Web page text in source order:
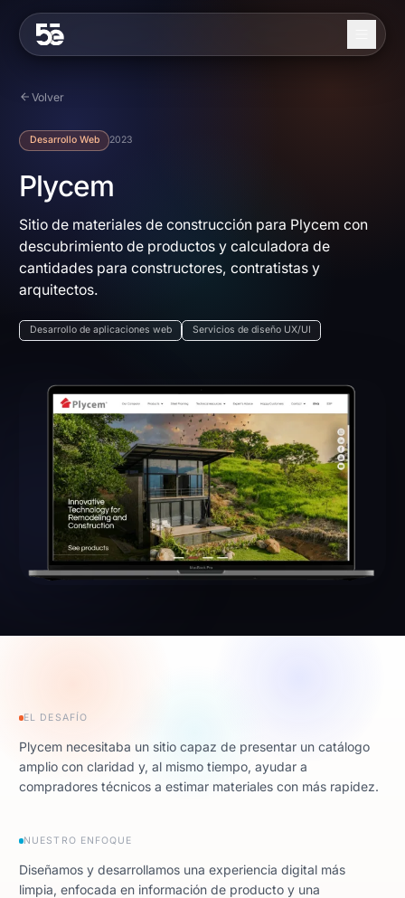
Nosotros
Servicios
Blog
Contacto
EN ES
Contáctanos
Volver
Desarrollo Web 2023
Plycem
Sitio de materiales de construcción para Plycem con
descubrimiento de productos y calculadora de
cantidades para constructores, contratistas y
arquitectos.
Desarrollo de aplicaciones web Servicios de diseño UX/UI
EL DESAFÍO
Plycem necesitaba un sitio capaz de presentar un catálogo
amplio con claridad y, al mismo tiempo, ayudar a
compradores técnicos a estimar materiales con más rapidez.
NUESTRO ENFOQUE
Diseñamos y desarrollamos una experiencia digital más
limpia, enfocada en información de producto y una